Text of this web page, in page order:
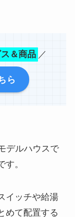
＆商品 ／
ら
デルハウスで
す。
イッチや給湯
めて配置する